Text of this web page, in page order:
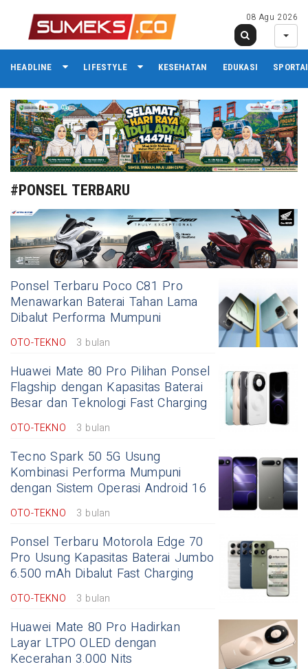
08 Agu 2026
HEADLINE LIFESTYLE KESEHATAN EDUKASI
#PONSEL TERBARU
Ponsel Terbaru Poco C81 Pro
Menawarkan Baterai Tahan Lama
Dibalut Performa Mumpuni
OTO-TEKNO 3 bulan
Huawei Mate 80 Pro Pilihan Ponsel
Flagship dengan Kapasitas Baterai
Besar dan Teknologi Fast Charging
OTO-TEKNO 3 bulan
Tecno Spark 50 5G Usung
Kombinasi Performa Mumpuni
dengan Sistem Operasi Android 16
OTO-TEKNO 3 bulan
Ponsel Terbaru Motorola Edge 70
Pro Usung Kapasitas Baterai Jumbo
6.500 mAh Dibalut Fast Charging
OTO-TEKNO 3 bulan
Huawei Mate 80 Pro Hadirkan
Layar LTPO OLED dengan
Kecerahan 3.000 Nits